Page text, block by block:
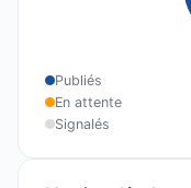
Publiés
En attente
Signalés